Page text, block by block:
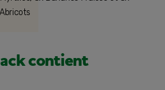
contient